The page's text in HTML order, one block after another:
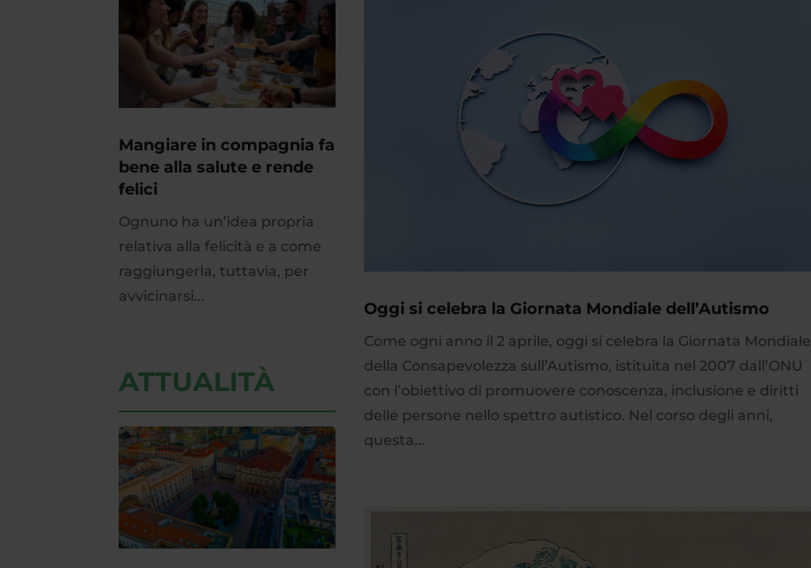
Mangiare in compagnia fa
bene alla salute e rende
felici
Ognuno ha un’idea propria
relativa alla felicità e a come
raggiungerla, tuttavia, per
avvicinarsi...
ATTUALITÀ
Oggi si celebra la Giornata Mondiale dell’Autismo
Come ogni anno il 2 aprile, oggi si celebra la Giornata Mondiale
della Consapevolezza sull’Autismo, istituita nel 2007 dall’ONU
con l’obiettivo di promuovere conoscenza, inclusione e diritti
delle persone nello spettro autistico. Nel corso degli anni,
questa...